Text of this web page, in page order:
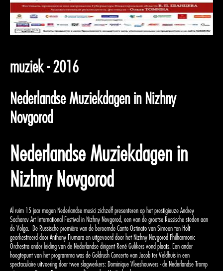
muziek - 2016
Nederlandse Muziekdagen in Nizhny
Novgorod
Nederlandse Muziekdagen in
Nizhny Novgorod
Al ruim 15 jaar mogen Nederlandse musici zichzelf presenteren op het prestigieuze Andrey
Sacharov Art International Festival in Nizhny Novgorod, een van de grootse Russische steden aan
de Volga. De Russische première van de beroemde Canto Ostinato van Simeon ten Holt
georkestreerd door Anthony Fiumara en uitgevoerd door het Nizhny Novgorod Philharmonic
Orchestra onder leiding van de Nederlandse dirigent René Gulikers vond plaats. Een ander
hoogtepunt van het programma was de Goldrush Concerto van Jacob ter Veldhuis in een
spectaculaire uitvoering door twee slagwerkers: Dominique Vleeshouwers - de Nederlandse Tromp